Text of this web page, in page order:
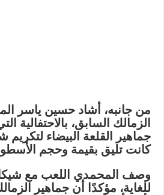
من جانبه، أشادحسين ياسر
الزمالك السابق، بالاحتفالية
جماهير القلعة البيضاء لتكريم
كانتتليق بقيمة وحجم
وصف المحمدي اللعب مع
للغاية، مؤكدًا أن جماهير